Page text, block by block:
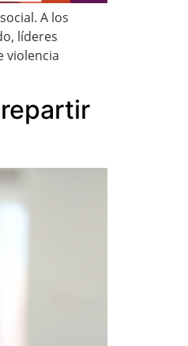
A los
líderes
violencia